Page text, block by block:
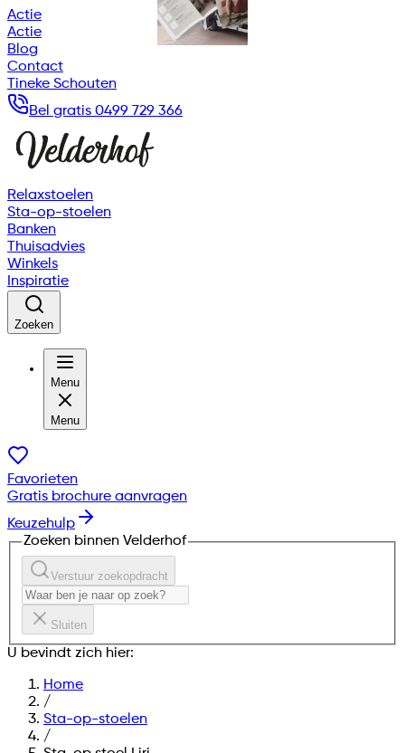
Actie
Actie
Blog
Contact
Tineke Schouten
Bel gratis 0499 729 366
Relaxstoelen
Sta-op-stoelen
Banken
Thuisadvies
Winkels
Inspiratie
Zoeken
Menu
Menu
Favorieten
Gratis brochure aanvragen
Keuzehulp
Zoeken binnen Velderhof
Verstuur zoekopdracht
Sluiten
U bevindt zich hier:
Home
/
Sta-op-stoelen
/